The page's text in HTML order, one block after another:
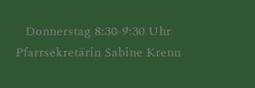
Donnerstag 8:30-9:30 Uhr
Pfarrsekretärin Sabine Krenn